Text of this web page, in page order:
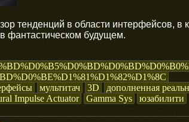
тенденций в области интерфейсов, в
фантастическом будущем.
мультитач 3D дополненная
Impulse Actuator Gamma Sys юзабилити